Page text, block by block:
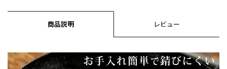
商品説明 レビュー